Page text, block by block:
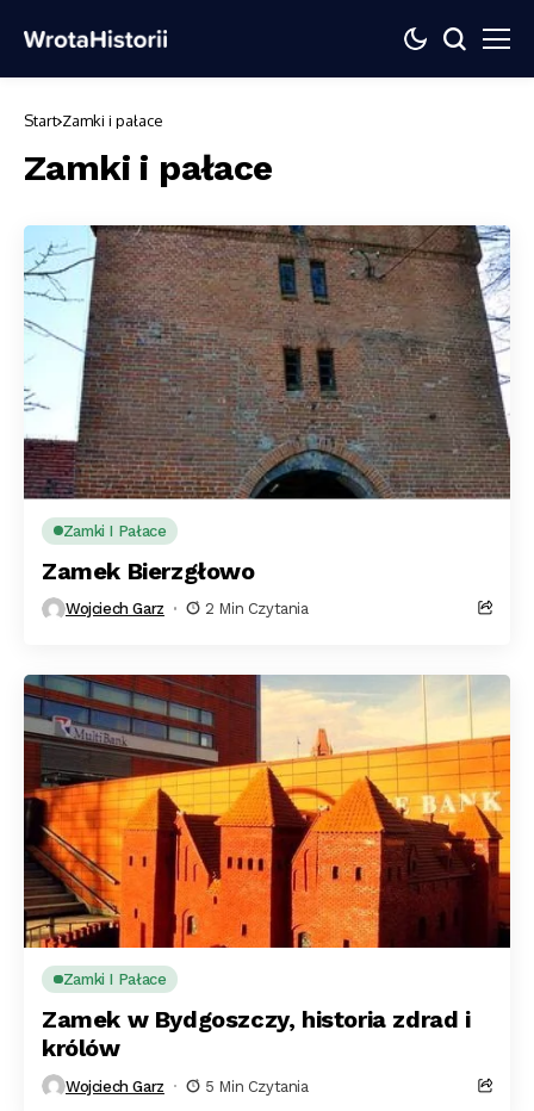
Start Zamki i pałace
Zamki i pałace
Zamki I Pałace
Zamek Bierzgłowo
Wojciech Garz 2 Min Czytania
Zamki I Pałace
Zamek w Bydgoszczy, historia zdrad i
królów
Wojciech Garz 5 Min Czytania